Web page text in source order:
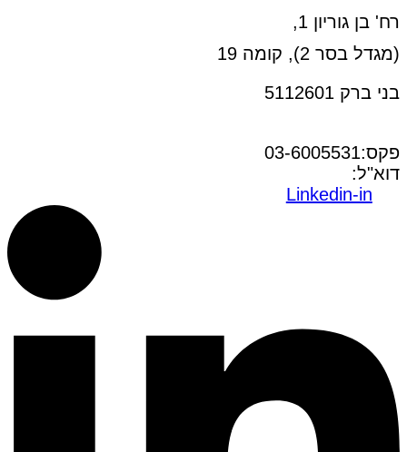
רח' בן גוריון 1,
(מגדל בסר 2), קומה 19
בני ברק 5112601
פקס:03-6005531
דוא"ל:
Linkedin-in